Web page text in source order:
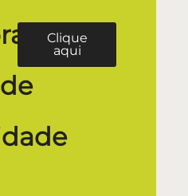
Clique
aqui